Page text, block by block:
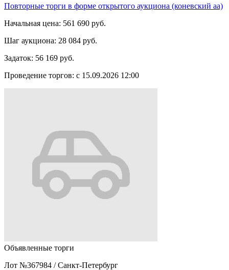
Повторные торги в форме открытого аукциона (коневский аа)
Начальная цена: 561 690 руб.
Шаг аукциона: 28 084 руб.
Задаток: 56 169 руб.
Проведение торгов: с 15.09.2026 12:00
Объявленные торги
Лот №367984 / Санкт-Петербург